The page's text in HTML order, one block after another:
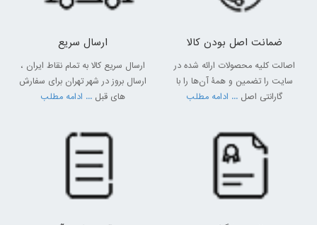
ضمانت اصل بودن کالا
اصالت کلیه محصولات ارائه شده در
سایت را تضمین و همۀ آن‌ها را با
گارانتی اصل ... ادامه مطلب
ارسال سریع
ارسال سریع کالا به تمام نقاط ایران ،
ارسال بروز در شهر تهران برای سفارش
های قبل ... ادامه مطلب